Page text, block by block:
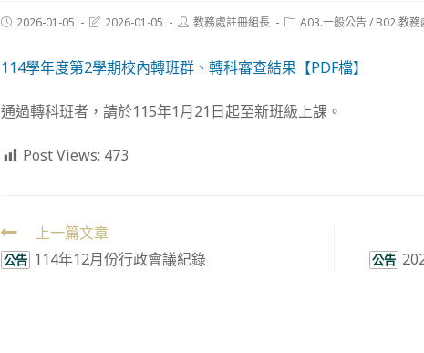
Post2026-01-05
Post2026-01-05
Post教務處註冊組長
PostA03.一般公告/ B02.教務
114學年度第2學期校內轉班群、轉科審查結果【PDF檔】
通過轉科班者，請於115年1月21日起至新班級上課。
Post Views: 473
Read
more
上一篇文章
公告 114年12月份行政會議紀錄 公告